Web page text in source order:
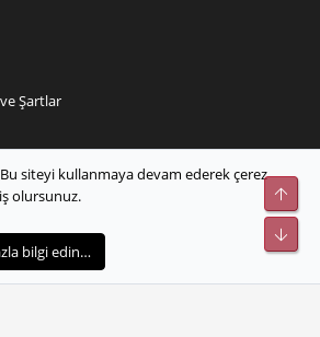
Şartlar
siteyi kullanmaya devam ederek çerez
olursunuz.
bilgi edin…